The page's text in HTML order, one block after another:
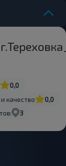
0,0
качество
0,0
3